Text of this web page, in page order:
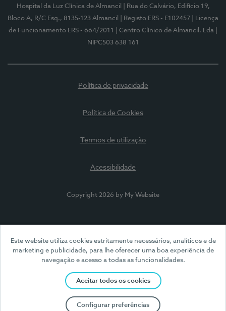
Este website utiliza cookies estritamente necessários, analíticos e de
marketing e publicidade, para lhe oferecer uma boa experiência de
navegação e acesso a todas as funcionalidades.
Aceitar todos os cookies
Configurar preferências
Hospital da Luz Clínica de Almancil
| Rua do Calvário, Edifício 19,
Bloco A, R/C Esq., 8135-123 Almancil
| Registo ERS - E102457
| Licença
de Funcionamento ERS - 664/2011
| Centro Clínico de Almancil, Lda
NIPC503 638 161
Política de privacidade
Política de Cookies
Termos de utilização
Acessibilidade
Copyright 2026 by My Website